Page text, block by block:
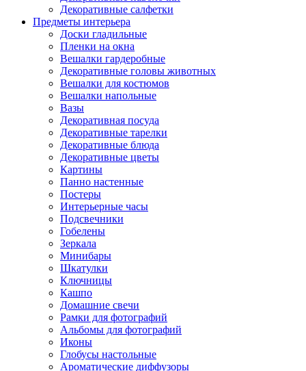
Декоративные салфетки
Предметы интерьера
Доски гладильные
Пленки на окна
Вешалки гардеробные
Декоративные головы животных
Вешалки для костюмов
Вешалки напольные
Вазы
Декоративная посуда
Декоративные тарелки
Декоративные блюда
Декоративные цветы
Картины
Панно настенные
Постеры
Интерьерные часы
Подсвечники
Гобелены
Зеркала
Минибары
Шкатулки
Ключницы
Кашпо
Домашние свечи
Рамки для фотографий
Альбомы для фотографий
Иконы
Глобусы настольные
Ароматические диффузоры